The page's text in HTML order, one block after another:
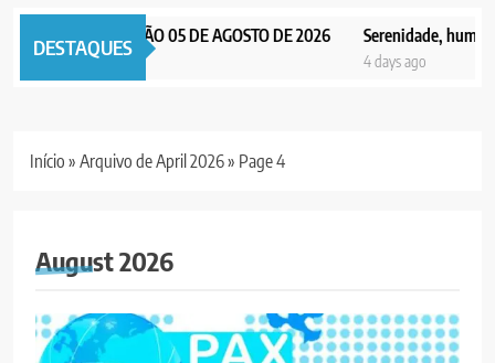
DESTAQUES
NOTICIAS EDIÇÃO 05 DE AGOSTO DE 2026
ago
Serenidade,
4 days ago
Início » Arquivo de April 2026» Page 4
August 2026